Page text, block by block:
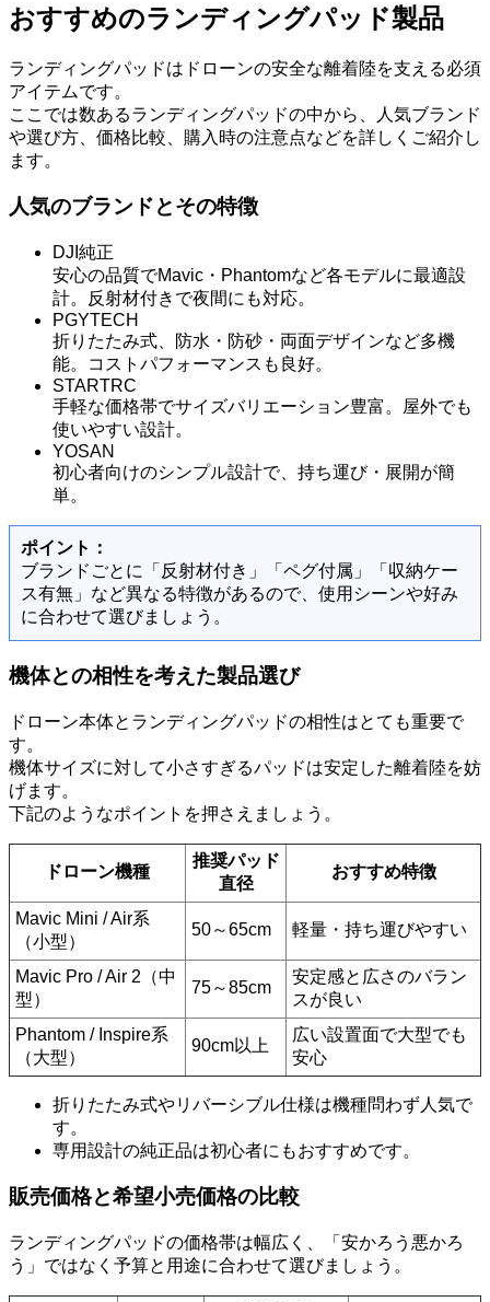
おすすめのランディングパッド製品
ランディングパッドはドローンの安全な離着陸を支える必須
アイテムです。
ここでは数あるランディングパッドの中から、人気ブランド
や選び方、価格比較、購入時の注意点などを詳しくご紹介し
ます。
人気のブランドとその特徴
DJI純正
安心の品質でMavic・Phantomなど各モデルに最適設
計。反射材付きで夜間にも対応。
PGYTECH
折りたたみ式、防水・防砂・両面デザインなど多機
能。コストパフォーマンスも良好。
STARTRC
手軽な価格帯でサイズバリエーション豊富。屋外でも
使いやすい設計。
YOSAN
初心者向けのシンプル設計で、持ち運び・展開が簡
単。
ポイント：
ブランドごとに「反射材付き」「ペグ付属」「収納ケー
ス有無」など異なる特徴があるので、使用シーンや好み
に合わせて選びましょう。
機体との相性を考えた製品選び
ドローン本体とランディングパッドの相性はとても重要で
す。
機体サイズに対して小さすぎるパッドは安定した離着陸を妨
げます。
下記のようなポイントを押さえましょう。
ドローン機種
推奨パッド
直径
おすすめ特徴
Mavic Mini / Air系
（小型）
50～65cm 軽量・持ち運びやすい
Mavic Pro / Air 2（中
型）
75～85cm
安定感と広さのバラン
スが良い
Phantom / Inspire系
（大型）
90cm以上
広い設置面で大型でも
安心
折りたたみ式やリバーシブル仕様は機種問わず人気で
す。
専用設計の純正品は初心者にもおすすめです。
販売価格と希望小売価格の比較
ランディングパッドの価格帯は幅広く、「安かろう悪かろ
う」ではなく予算と用途に合わせて選びましょう。